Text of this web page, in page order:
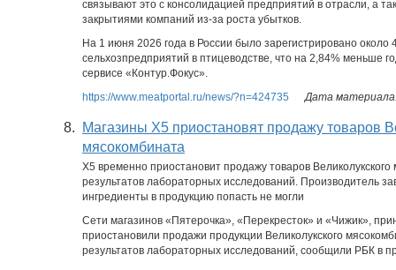
связывают это с консолидацией предприятий в отрасли, а
закрытиями компаний из-за роста убытков.
На 1 июня 2026 года в России было зарегистрировано около
сельхозпредприятий в птицеводстве, что на 2,84% меньше
сервисе «Контур.Фокус».
https://www.meatportal.ru/news/?n=424735
Дата
8.
Магазины X5 приостановят продажу товаров
мясокомбината
X5 временно приостановит продажу товаров
результатов лабораторных исследований. Производитель
ингредиенты в продукцию попасть не могли
Сети магазинов «Пятерочка», «Перекресток» и «Чижик»,
приостановили продажи продукции Великолукского
результатов лабораторных исследований, сообщили РБК в